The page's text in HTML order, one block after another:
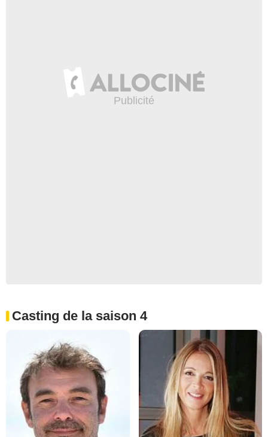
Casting de la saison 4